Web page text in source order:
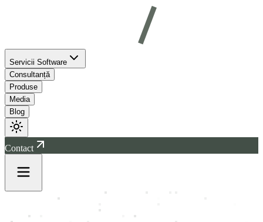
Servicii Software
Consultanță
Produse
Media
Blog
Contact